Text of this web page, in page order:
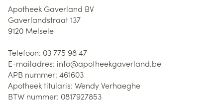
Apotheek Gaverland BV
Gaverlandstraat 137
9120 Melsele
Telefoon: 03 775 98 47
E-mailadres: info@apotheekgaverland.be
APB nummer: 461603
Apotheek titularis: Wendy Verhaeghe
BTW nummer: 0817927853